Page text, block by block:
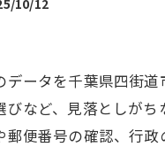
10/12
データを千葉県四街
びなど、見落としが
郵便番号の確認、行